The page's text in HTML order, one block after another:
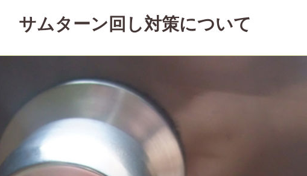
サムターン回し対策について